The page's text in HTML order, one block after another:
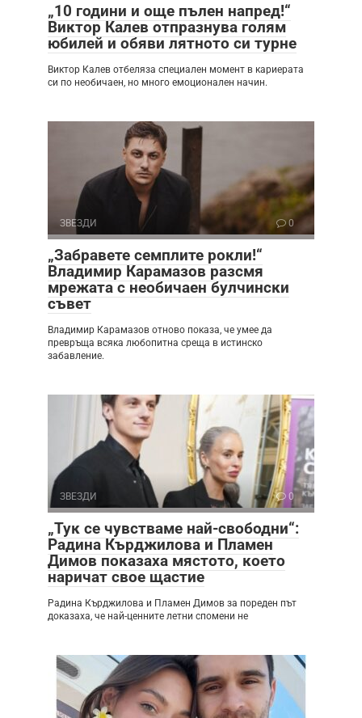
„10 години и още пълен напред!“
Виктор Калев отпразнува голям
юбилей и обяви лятното си турне
Виктор Калев отбеляза специален момент в кариерата
си по необичаен, но много емоционален начин.
ЗВЕЗДИ 0
„Забравете семплите рокли!“
Владимир Карамазов разсмя
мрежата с необичаен булчински
съвет
Владимир Карамазов отново показа, че умее да
превръща всяка любопитна среща в истинско
забавление.
ЗВЕЗДИ 0
„Тук се чувстваме най-свободни“:
Радина Кърджилова и Пламен
Димов показаха мястото, което
наричат свое щастие
Радина Кърджилова и Пламен Димов за пореден път
доказаха, че най-ценните летни спомени не